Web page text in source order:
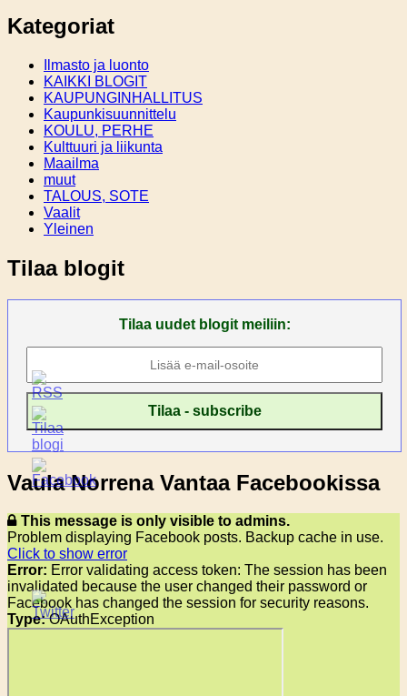
Kategoriat
Ilmasto ja luonto
KAIKKI BLOGIT
KAUPUNGINHALLITUS
Kaupunkisuunnittelu
KOULU, PERHE
Kulttuuri ja liikunta
Maailma
muut
TALOUS, SOTE
Vaalit
Yleinen
Tilaa blogit
Tilaa uudet blogit meiliin:
Vaula Norrena Vantaa Facebookissa
This message is only visible to admins.
Problem displaying Facebook posts. Backup cache in use.
Click to show error
Error: Error validating access token: The session has been
invalidated because the user changed their password or
Facebook has changed the session for security reasons.
Type:OAuthException